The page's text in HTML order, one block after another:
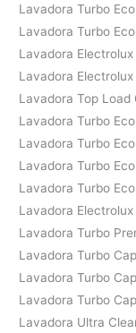
Lavadora Turbo
Lavadora Turbo
Lavadora
Lavadora
Lavadora Top
Lavadora Turbo
Lavadora Turbo
Lavadora Turbo
Lavadora Turbo
Lavadora
Lavadora Turbo
Lavadora Turbo
Lavadora Turbo
Lavadora Turbo
Lavadora Ultra